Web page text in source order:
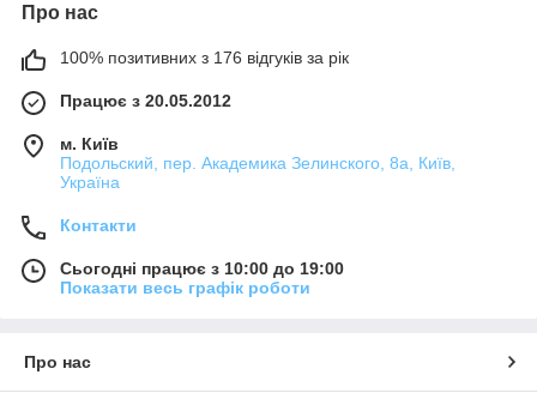
Про нас
100% позитивних з 176 відгуків за рік
Працює з 20.05.2012
м. Київ
Подольский, пер. Академика Зелинского, 8а, Київ,
Україна
Контакти
Сьогодні працює з 10:00 до 19:00
Показати весь графік роботи
Про нас